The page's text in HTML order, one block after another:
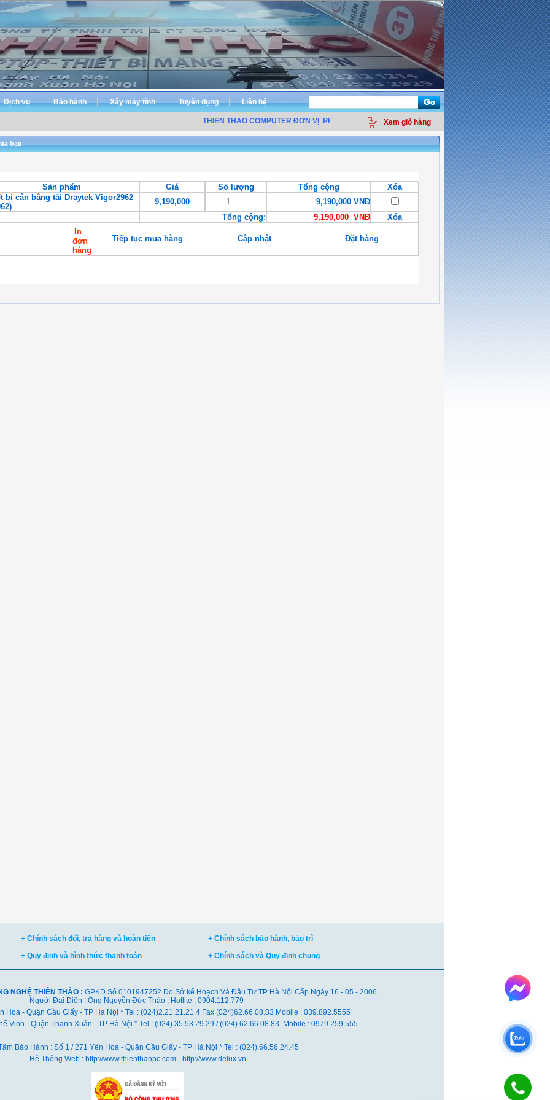
Dịch vụ Bảo hành Xây máy tính Tuyển dụng Liên hệ
THIÊN THẢO COMPUTER ĐƠN VỊ PHÂN PHỐI LINH KIỆN ĐIỆN TỬ MÁY TÍNH - THIẾT BỊ VĂN
Xem giỏ hàng
bạn
Sản phẩm Giá Số lượng Tổng cộng
Xóa
bị cân bằng tải Draytek Vigor2962
9,190,000
9,190,000 VNĐ
Tổng cộng:
9,190,000 VNĐ
Xóa
In
đơn
hàng
Tiếp tục mua hàng Cập nhật Đặt hàng
+ Chính sách đổi, trả hàng và hoàn tiền
+ Chính sách bảo hành, bảo trì
+ Quy định và hình thức thanh toán + Chính sách và Quy định chung
NGHỆ THIÊN THẢO : GPKD Số 0101947252 Do Sở kế Hoạch Và Đầu Tư TP Hà Nội Cấp Ngày 16 - 05 - 2006
Người Đại Diện : Ông Nguyễn Đức Thảo ; Hotlite : 0904.112.779
Hoà - Quận Cầu Giấy - TP Hà Nội * Tel : (024)2.21.21.21.4 Fax (024)62.66.08.83 Mobile : 039.892.5555
Vinh - Quận Thanh Xuân - TP Hà Nội * Tel : (024).35.53.29.29 / (024).62.66.08.83 Mobile : 0979.259.555
Bảo Hành : Số 1 / 271 Yên Hoà - Quận Cầu Giấy - TP Hà Nội * Tel : (024).66.56.24.45
Hệ Thống Web : http://www.thienthaopc.com - http://www.delux.vn